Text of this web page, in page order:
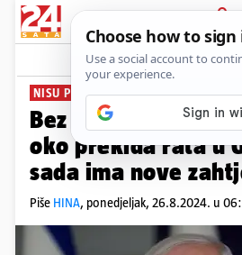
PRIJAVA
News
NISU PRISTALI NA KOMPROMIS
Bez dogovora u
oko prekida rata u
sada ima nove
Piše HINA, ponedjeljak, 26.8.2024. u